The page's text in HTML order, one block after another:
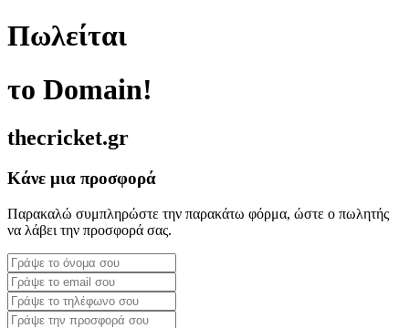
Πωλείται
το Domain!
thecricket.gr
Κάνε μια προσφορά
Παρακαλώ συμπληρώστε την παρακάτω φόρμα, ώστε ο πωλητής
να λάβει την προσφορά σας.